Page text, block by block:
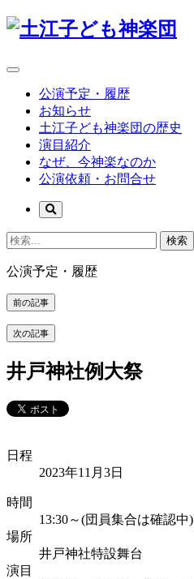
公演予定・履歴
お知らせ
土江子ども神楽団の歴史
演目紹介
なぜ、今神楽なのか
公演依頼・お問合せ
検索
公演予定・履歴
前の記事
次の記事
井戸神社例大祭
日程
2023年11月3日
時間
13:30～(団員集合は確認中)
場所
井戸神社特設舞台
演目